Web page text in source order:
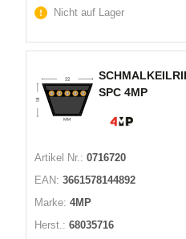
Nicht auf Lager
SPC 4MP
Artikel Nr.: 0716720
EAN: 3661578144892
Marke: 4MP
Herst.: 68035716